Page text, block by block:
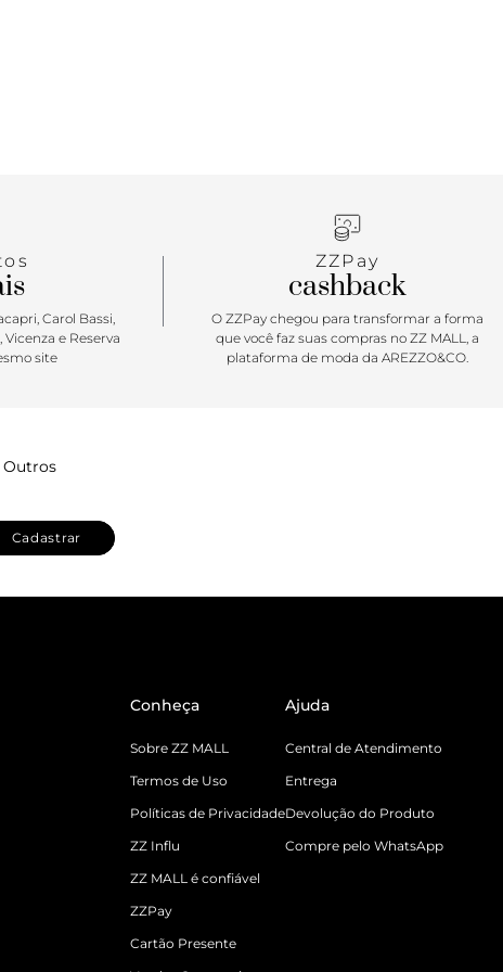
Carol Bassi,
e Reserva
site
ZZPay
cashback
O ZZPay chegou para transformar a forma
que você faz suas compras no ZZ MALL, a
plataforma de moda da AREZZO&CO.
Outros
Cadastrar
Conheça
Sobre ZZ MALL
Termos de Uso
Políticas de Privacidade
ZZ Influ
ZZ MALL é confiável
ZZPay
Cartão Presente
Ajuda
Central de Atendimento
Entrega
Devolução do Produto
Compre pelo WhatsApp